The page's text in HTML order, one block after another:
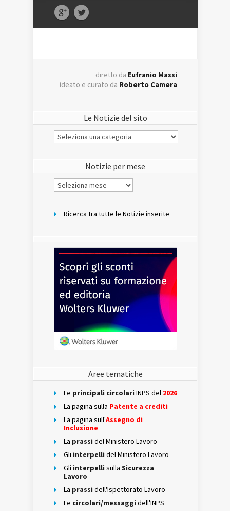
diretto da Eufranio Massi
ideato e curato da Roberto Camera
Le Notizie del sito
Le
Notizie
Notizie per mese
Notizie
per
Ricerca tra tutte le Notizie inserite
Aree tematiche
Le principali circolari INPS del 2026
La pagina sulla Patente a crediti
La pagina sull'Assegno di
Inclusione
La prassi del Ministero Lavoro
Gli interpelli del Ministero Lavoro
Gli interpelli sulla Sicurezza
Lavoro
La prassi dell'Ispettorato Lavoro
Le circolari/messaggi dell'INPS